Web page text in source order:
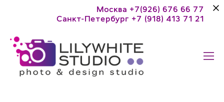
Москва +7(926) 676 66 77
Санкт-Петербург +7 (918) 413 71 21